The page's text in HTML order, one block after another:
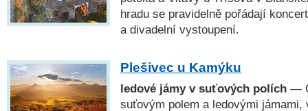
hradu se pravidelně pořádají
a divadelní vystoupení.
Plešivec u Kamýku
ledové jámy v suťových polích —
suťovým polem a ledovými